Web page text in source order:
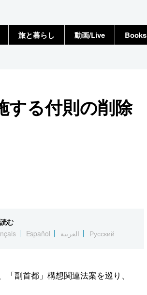
旅と暮らし 動画/Live Books
する付則の削除
む
Español العربية Русский
副首都」構想関連法案を巡り、